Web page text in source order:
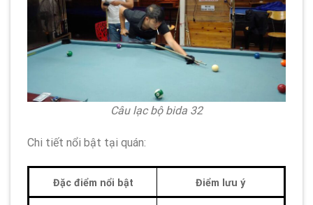
Câu lạc bộ bida 32
Chi tiết nổi bật tại quán:
Đặc điểm nổi bật Điểm lưu ý